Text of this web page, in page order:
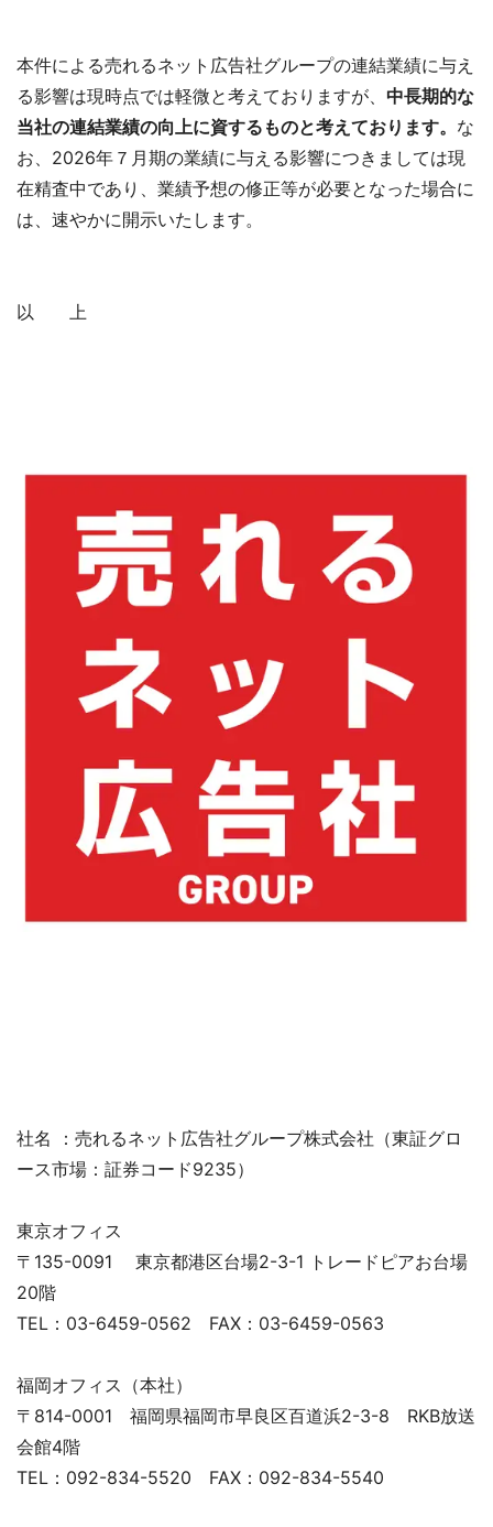
本件による売れるネット広告社グループの連結業績に与え
る影響は現時点では軽微と考えておりますが、 中長期的な
当社の連結業績の向上に資するものと考えております。 な
お、2026年７月期の業績に与える影響につきましては現
在精査中であり、業績予想の修正等が必要となった場合に
は、速やかに開示いたします。
以 上
社名 ：売れるネット広告社グループ株式会社（東証グロ
ース市場：証券コード9235）
東京オフィス
〒135-0091 東京都港区台場2-3-1 トレードピアお台場
20階
TEL：03-6459-0562 FAX：03-6459-0563
福岡オフィス（本社）
〒814-0001 福岡県福岡市早良区百道浜2-3-8 RKB放送
会館4階
TEL：092-834-5520 FAX：092-834-5540